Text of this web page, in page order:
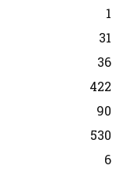
1
31
36
422
90
530
6